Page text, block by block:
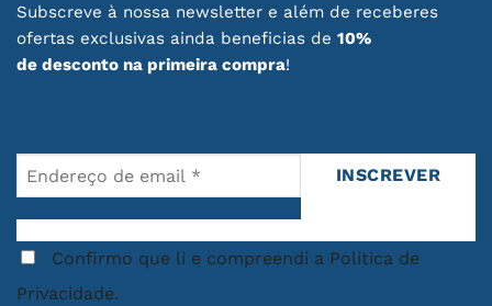
Subscreve à nossa newsletter e além de receberes
ofertas exclusivas ainda beneficias de 10%
de desconto na primeira compra!
Privacidade.